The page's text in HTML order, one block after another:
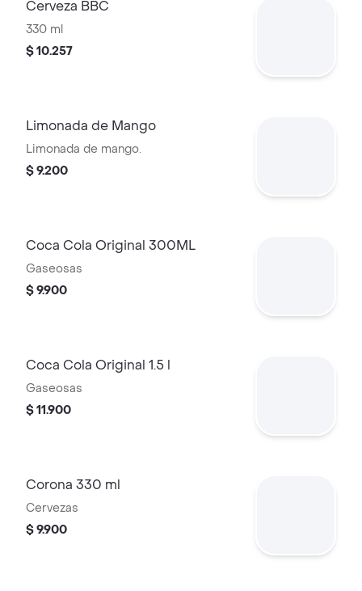
Cerveza BBC
330 ml
$ 10.257
Limonada de Mango
Limonada de mango.
$ 9.200
Coca Cola Original 300ML
Gaseosas
$ 9.900
Coca Cola Original 1.5 l
Gaseosas
$ 11.900
Corona 330 ml
Cervezas
$ 9.900